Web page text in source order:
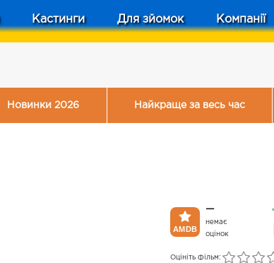
Кастинги Для зйомок Компанії
Новинки 2026 Найкраще за весь час
—
немає
оцінок
Оцініть фільм: